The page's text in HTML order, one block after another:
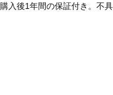
購入後1年間の保証付き。不